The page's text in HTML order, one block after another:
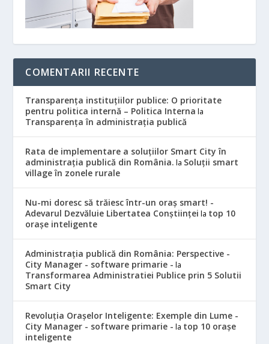
COMENTARII RECENTE
Transparența instituțiilor publice: O prioritate
pentru politica internă – Politica Interna la
Transparența în administrația publică
Rata de implementare a soluțiilor Smart City în
administrația publică din România. la Soluții smart
village în zonele rurale
Nu-mi doresc să trăiesc într-un oraș smart! -
Adevarul Dezvăluie Libertatea Conștiinței la top 10
orașe inteligente
Administrația publică din România: Perspective -
City Manager - software primarie - la
Transformarea Administratiei Publice prin 5 Solutii
Smart City
Revoluția Orașelor Inteligente: Exemple din Lume -
City Manager - software primarie - la top 10 orașe
inteligente